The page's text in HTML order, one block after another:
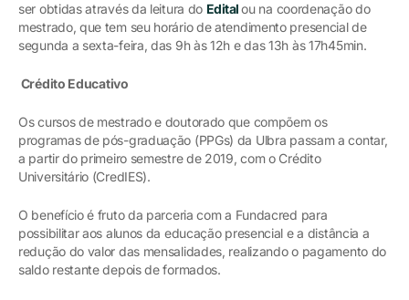
ser obtidas através da leitura do Editalou na coordenação do
mestrado, que tem seu horário de atendimento presencial de
segunda a sexta-feira, das 9h às 12h e das 13h às 17h45min.
Crédito Educativo
Os cursos de mestrado e doutorado que compõem os
programas de pós-graduação (PPGs) da Ulbra passam a contar,
a partir do primeiro semestre de 2019, com o Crédito
Universitário (CredIES).
O benefício é fruto da parceria com a Fundacred para
possibilitar aos alunos da educação presencial e a distância a
redução do valor das mensalidades, realizando o pagamento do
saldo restante depois de formados.